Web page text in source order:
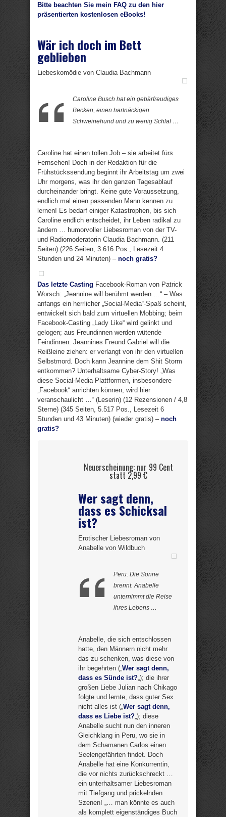
Bitte beachten Sie mein FAQ zu den hier
präsentierten kostenlosen eBooks!
Wär ich doch im Bett
geblieben
Liebeskomödie von Claudia Bachmann
Caroline Busch hat ein gebärfreudiges
Becken, einen hartnäckigen
Schweinehund und zu wenig Schlaf …
Caroline hat einen tollen Job – sie arbeitet fürs
Fernsehen! Doch in der Redaktion für die
Frühstückssendung beginnt ihr Arbeitstag um zwei
Uhr morgens, was ihr den ganzen Tagesablauf
durcheinander bringt. Keine gute Voraussetzung,
endlich mal einen passenden Mann kennen zu
lernen! Es bedarf einiger Katastrophen, bis sich
Caroline endlich entscheidet, ihr Leben radikal zu
ändern … humorvoller Liebesroman von der TV-
und Radiomoderatorin Claudia Bachmann. (211
Seiten) (226 Seiten, 3.616 Pos., Lesezeit 4
Stunden und 24 Minuten) – noch gratis?
Das letzte Casting Facebook-Roman von Patrick
Worsch: „Jeannine will berühmt werden …“ – Was
anfangs ein herrlicher „Social-Media“-Spaß scheint,
entwickelt sich bald zum virtuellen Mobbing; beim
Facebook-Casting „Lady Like“ wird gelinkt und
gelogen; aus Freundinnen werden wütende
Feindinnen. Jeannines Freund Gabriel will die
Reißleine ziehen: er verlangt von ihr den virtuellen
Selbstmord. Doch kann Jeannine dem Shit Storm
entkommen? Unterhaltsame Cyber-Story! „Was
diese Social-Media Plattformen, insbesondere
„Facebook“ anrichten können, wird hier
veranschaulicht …“ (Leserin) (12 Rezensionen / 4,8
Sterne) (345 Seiten, 5.517 Pos., Lesezeit 6
Stunden und 43 Minuten) (wieder gratis) – noch
gratis?
Neuerscheinung: nur 99 Cent
statt2,99 €
Wer sagt denn,
dass es Schicksal
ist?
Erotischer Liebesroman von
Anabelle von Wildbuch
Peru. Die Sonne
brennt. Anabelle
unternimmt die Reise
ihres Lebens …
Anabelle, die sich entschlossen
hatte, den Männern nicht mehr
das zu schenken, was diese von
ihr begehrten („ Wer sagt denn,
dass es Sünde ist? „); die ihrer
großen Liebe Julian nach Chikago
folgte und lernte, dass guter Sex
nicht alles ist („ Wer sagt denn,
dass es Liebe ist? „); diese
Anabelle sucht nun den inneren
Gleichklang in Peru, wo sie in
dem Schamanen Carlos einen
Seelengefährten findet. Doch
Anabelle hat eine Konkurrentin,
die vor nichts zurückschreckt …
ein unterhaltsamer Liebesroman
mit Tiefgang und prickelnden
Szenen! „… man könnte es auch
als komplett eigenständiges Buch